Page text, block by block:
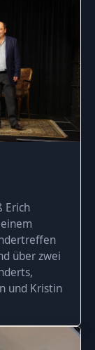
Erich
über zwei
und Kristin